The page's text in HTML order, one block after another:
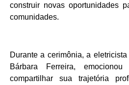
construir novas oportunidades
comunidades.
Durante a cerimônia, a
Bárbara Ferreira,
compartilhar sua trajetória